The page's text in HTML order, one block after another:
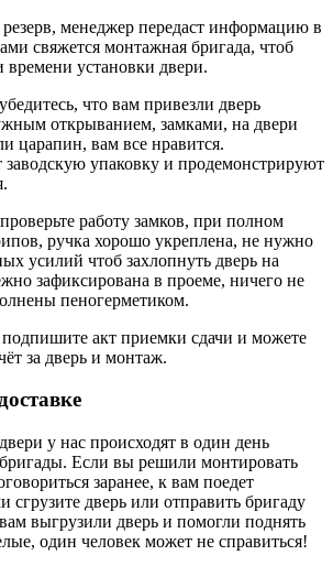
менеджер передаст информацию в
свяжется монтажная бригада, чтоб
времени установки двери.
что вам привезли дверь
открыванием, замками, на двери
царапин, вам все нравится.
упаковку и продемонстрируют
работу замков, при полном
ручка хорошо укреплена, не нужно
усилий чтоб захлопнуть дверь на
зафиксирована в проеме, ничего не
пеногерметиком.
акт приемки сдачи и можете
за дверь и монтаж.
у нас происходят в один день
Если вы решили монтировать
заранее, к вам поедет
сгрузите дверь или отправить бригаду
выгрузили дверь и помогли поднять
один человек может не справиться!